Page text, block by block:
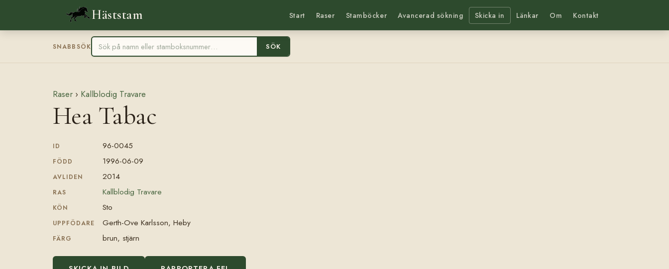
Häststam Start Raser Stamböcker Avancerad sökning Skicka in Länkar Om Kontakt
SNABBSÖK SÖK
Raser › Kallblodig Travare
Hea Tabac
ID 96-0045
FÖDD 1996-06-09
AVLIDEN 2014
RAS Kallblodig Travare
KÖN Sto
UPPFÖDARE Gerth-Ove Karlsson, Heby
FÄRG brun, stjärn